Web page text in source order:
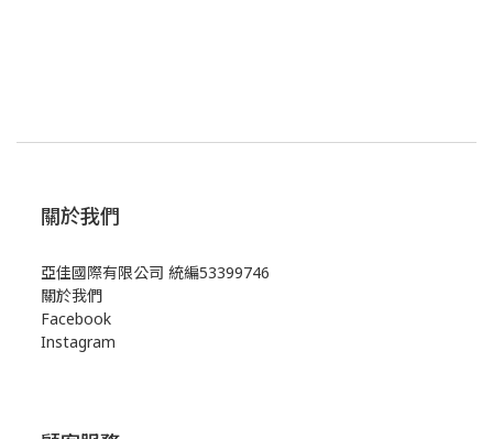
關於我們
亞佳國際有限公司 統編53399746
關於我們
Facebook
Instagram